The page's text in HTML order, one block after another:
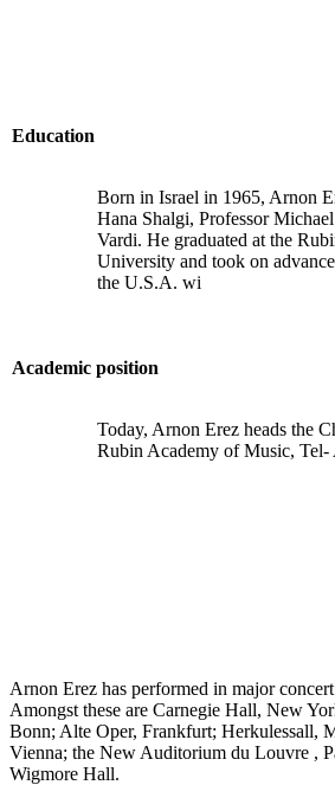
Education
Born in Israel in 1965, Arnon
Hana Shalgi, Professor
Vardi. He graduated at the
University and took on
the U.S.A. wi
Academic position
Today, Arnon Erez heads the
Rubin Academy of Music,
Arnon Erez has performed in major
Amongst these are Carnegie Hall, New
Bonn; Alte Oper, Frankfurt; Herkulessall,
Vienna; the New Auditorium du Louvre ,
Wigmore Hall.